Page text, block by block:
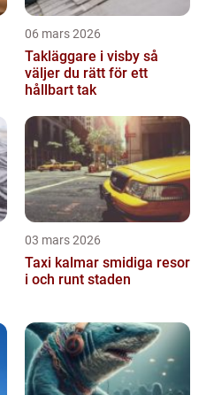
06 mars 2026
Takläggare i visby så
väljer du rätt för ett
hållbart tak
03 mars 2026
Taxi kalmar smidiga resor
i och runt staden